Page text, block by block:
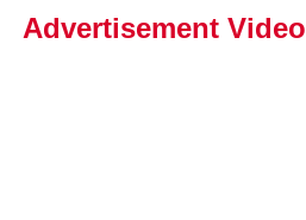
Advertisement Video